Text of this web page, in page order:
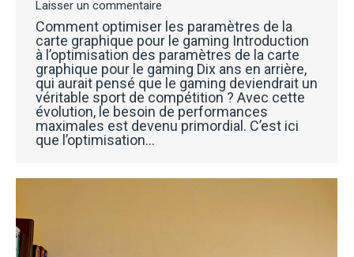
Laisser un commentaire
Comment optimiser les paramètres de la
carte graphique pour le gaming Introduction
à l’optimisation des paramètres de la carte
graphique pour le gaming Dix ans en arrière,
qui aurait pensé que le gaming deviendrait un
véritable sport de compétition ? Avec cette
évolution, le besoin de performances
maximales est devenu primordial. C’est ici
que l’optimisation…